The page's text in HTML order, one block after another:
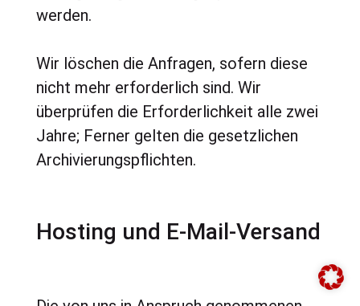
werden.
Wir löschen die Anfragen, sofern diese
nicht mehr erforderlich sind. Wir
überprüfen die Erforderlichkeit alle zwei
Jahre; Ferner gelten die gesetzlichen
Archivierungspflichten.
Hosting und E-Mail-Versand